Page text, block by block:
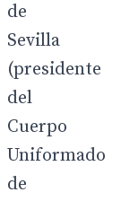
de
Sevilla
(presidente
del
Cuerpo
Uniformado
de